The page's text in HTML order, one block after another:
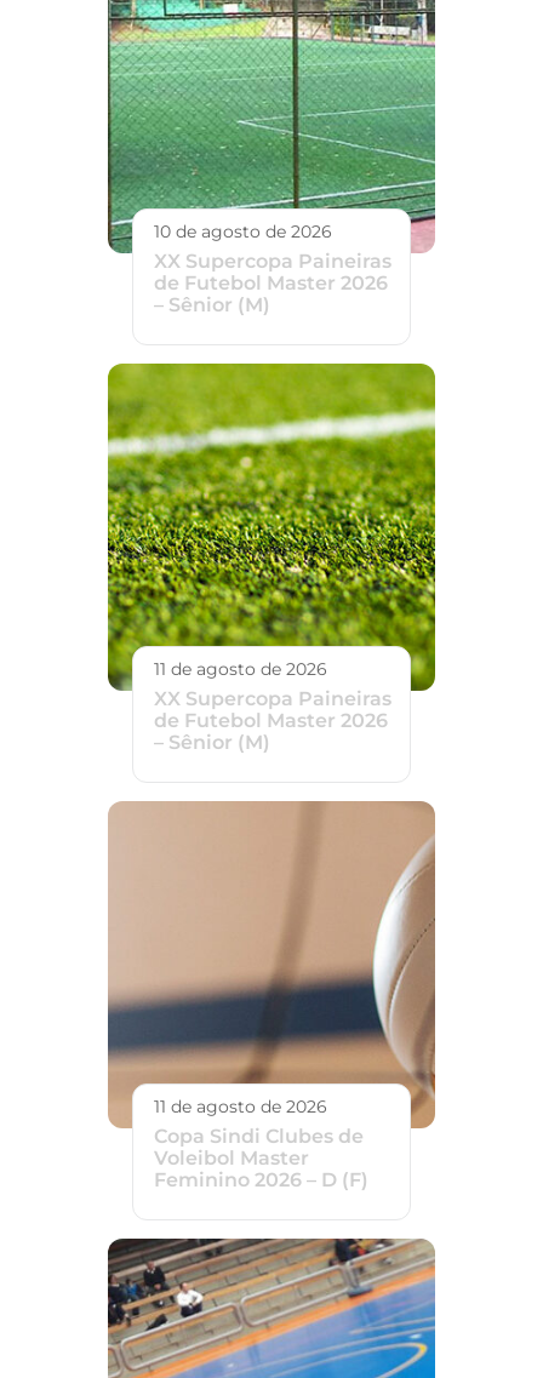
10 de agosto de 2026
XX Supercopa Paineiras
de Futebol Master 2026
– Sênior (M)
11 de agosto de 2026
XX Supercopa Paineiras
de Futebol Master 2026
– Sênior (M)
11 de agosto de 2026
Copa Sindi Clubes de
Voleibol Master
Feminino 2026 – D (F)